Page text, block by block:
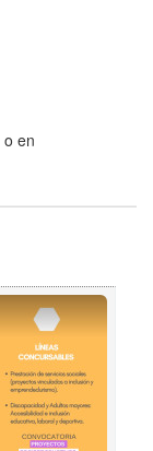
o en